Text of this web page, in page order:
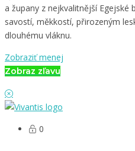
a župany z nejkvalitnější Egejské
savostí, měkkostí, přirozeným
dlouhému vláknu.
Zobraziť menej
Zobraz zľavu
0